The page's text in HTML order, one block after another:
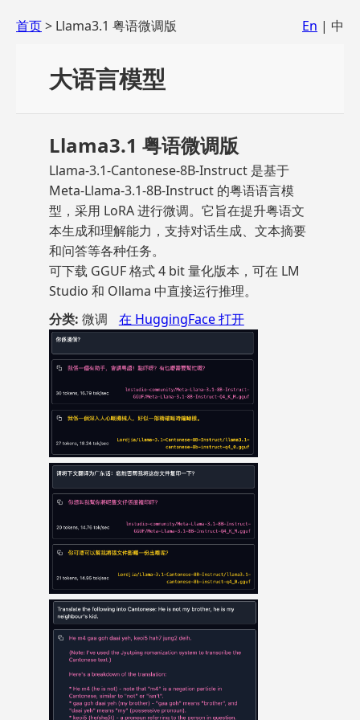
首页> Llama3.1 粤语微调版 En | 中
大语言模型
Llama3.1 粤语微调版
Llama-3.1-Cantonese-8B-Instruct 是基于
Meta-Llama-3.1-8B-Instruct 的粤语语言模
型，采用 LoRA 进行微调。它旨在提升粤语文
本生成和理解能力，支持对话生成、文本摘要
和问答等各种任务。
可下载 GGUF 格式 4 bit 量化版本，可在 LM
Studio 和 Ollama 中直接运行推理。
分类: 微调 在 HuggingFace 打开